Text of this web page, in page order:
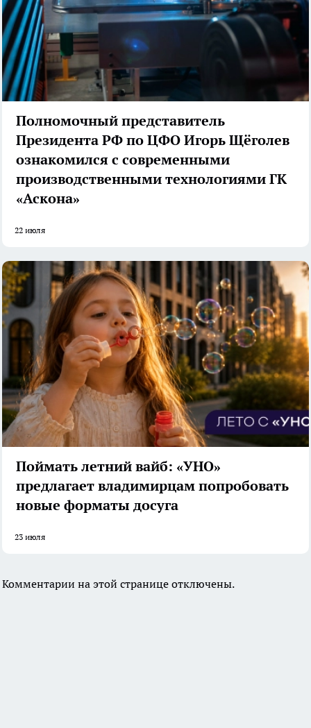
Полномочный представитель
Президента РФ по ЦФО Игорь Щёголев
ознакомился с современными
производственными технологиями ГК
«Аскона»
22 июля
Поймать летний вайб: «УНО»
предлагает владимирцам попробовать
новые форматы досуга
23 июля
Комментарии на этой странице отключены.